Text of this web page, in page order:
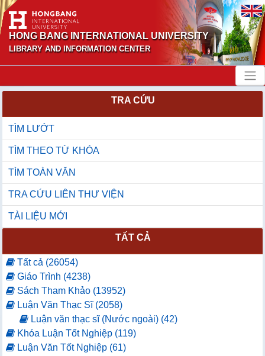
HONG BANG INTERNATIONAL UNIVERSITY
LIBRARY AND INFORMATION CENTER
TRA CỨU
TÌM LƯỚT
TÌM THEO TỪ KHÓA
TÌM TOÀN VĂN
TRA CỨU LIÊN THƯ VIỆN
TÀI LIỆU MỚI
TẤT CẢ
Tất cả (26054)
Giáo Trình (4238)
Sách Tham Khảo (13952)
Luận Văn Thạc Sĩ (2058)
Luận văn thạc sĩ (Nước ngoài) (42)
Khóa Luận Tốt Nghiệp (119)
Luận Văn Tốt Nghiệp (61)